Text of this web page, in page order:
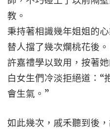
教。
秉持著相識幾年姐姐的
替人擋了幾次爛桃花後。
許嘉禮學以致用，按著
白女生們冷淡拒絕道：“
會生氣。”
如此幾次，戚禾聽到後